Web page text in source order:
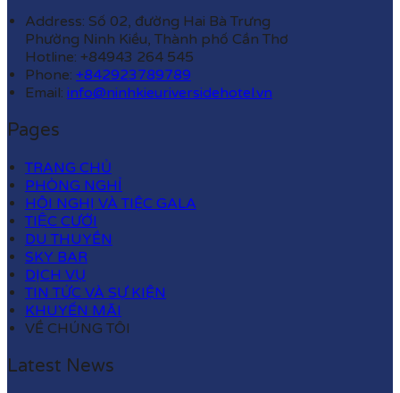
Address: Số 02, đường Hai Bà Trưng
Phường Ninh Kiều, Thành phố Cần Thơ
Hotline: +84943 264 545
Phone: +842923789789
Email: info@ninhkieuriversidehotel.vn
Pages
TRANG CHỦ
PHÒNG NGHỈ
HỘI NGHỊ VÀ TIỆC GALA
TIỆC CƯỚI
DU THUYỀN
SKY BAR
DỊCH VỤ
TIN TỨC VÀ SỰ KIỆN
KHUYẾN MÃI
VỀ CHÚNG TÔI
Latest News